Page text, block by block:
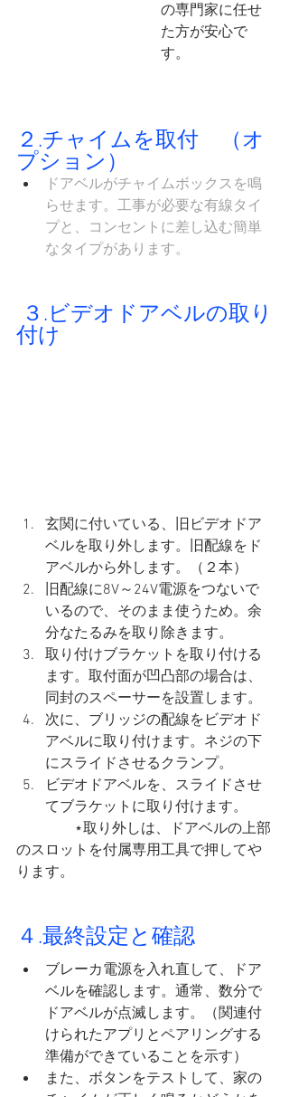
の専門家に任せ
た方が安心で
す。
２.チャイムを取付　（オ
プション）
ドアベルがチャイムボックスを鳴
らせます。工事が必要な有線タイ
プと、コンセントに差し込む簡単
なタイプがあります。
付け
玄関に付いている、旧ビデオドア
ベルを取り外します。旧配線をド
アベルから外します。（２本）
旧配線に8V～24V電源をつないで
いるので、そのまま使うため。余
分なたるみを取り除きます。
取り付けブラケットを取り付ける
ます。取付面が凹凸部の場合は、
同封のスペーサーを設置します。
次に、ブリッジの配線をビデオド
アベルに取り付けます。ネジの下
にスライドさせるクランプ。
ビデオドアベルを、スライドさせ
てブラケットに取り付けます。
⋆取り外しは、ドアベルの上部
のスロットを付属専用工具で押してや
ります。
４.最終設定と確認
ブレーカ電源を入れ直して、ドア
ベルを確認します。通常、数分で
ドアベルが点滅します。（関連付
けられたアプリとペアリングする
準備ができていることを示す）
また、ボタンをテストして、家の